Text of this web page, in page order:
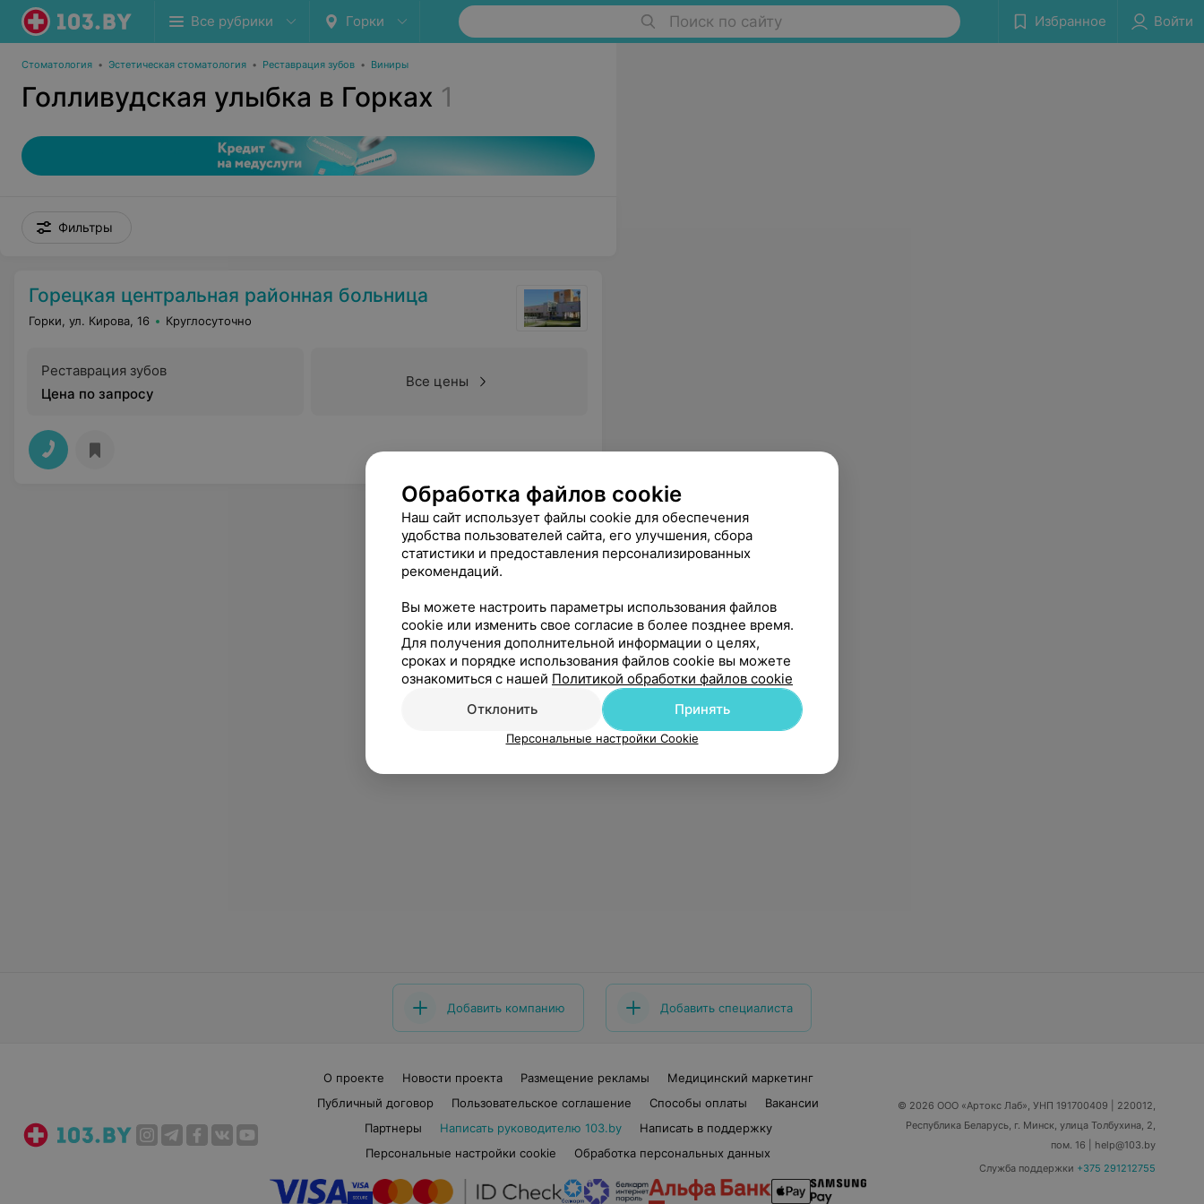
Все рубрики Горки Поиск по сайту Избранное Войти
Стоматология • Эстетическая стоматология • Реставрация зубов • Виниры
Голливудская улыбка в Горках 1
Фильтры
Горецкая центральная районная больница
Горки, ул. Кирова, 16 Круглосуточно
Реставрация зубов
Цена по запросу
Все цены
Добавить компанию Добавить специалиста
О проекте Новости проекта Размещение рекламы
Медицинский маркетинг
Публичный договор
Пользовательское соглашение Способы оплаты
Вакансии
Партнеры
Написать руководителю 103.by
Написать в поддержку
Персональные настройки cookie
Обработка персональных данных
© 2026 ООО «Артокс Лаб», УНП 191700409 | 220012,
Республика Беларусь, г. Минск, улица Толбухина, 2,
пом. 16 | help@103.by
Служба поддержки +375 291212755
Обработка файлов cookie
Наш сайт использует файлы cookie для обеспечения
удобства пользователей сайта, его улучшения, сбора
статистики и предоставления персонализированных
рекомендаций.
Вы можете настроить параметры использования файлов
cookie или изменить свое согласие в более позднее время.
Для получения дополнительной информации о целях,
сроках и порядке использования файлов cookie вы можете
ознакомиться с нашей Политикой обработки файлов cookie
Отклонить
Принять
Персональные настройки Cookie